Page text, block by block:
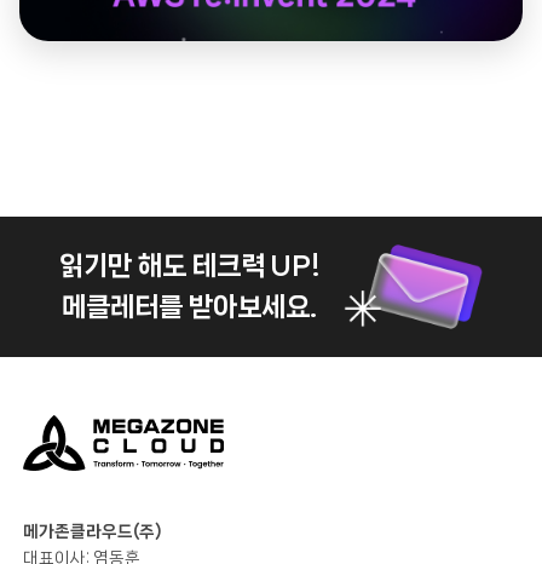
읽기만 해도 테크력 UP!
메클레터를 받아보세요.
메가존클라우드(주)
대표이사: 염동훈